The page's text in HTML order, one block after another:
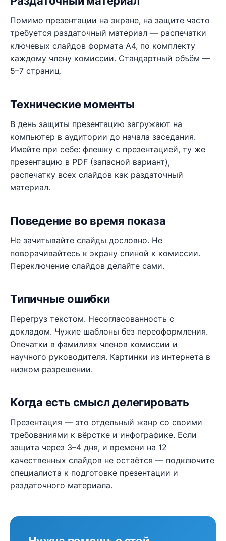
Помимо презентации на экране, на защите часто
требуется раздаточный материал — распечатки
ключевых слайдов формата A4, по комплекту
каждому члену комиссии. Стандартный объём —
5–7 страниц.
Технические моменты
В день защиты презентацию загружают на
компьютер в аудитории до начала заседания.
Имейте при себе: флешку с презентацией, ту же
презентацию в PDF (запасной вариант),
распечатку всех слайдов как раздаточный
материал.
Поведение во время показа
Не зачитывайте слайды дословно. Не
поворачивайтесь к экрану спиной к комиссии.
Переключение слайдов делайте сами.
Типичные ошибки
Перегруз текстом. Несогласованность с
докладом. Чужие шаблоны без переоформления.
Опечатки в фамилиях членов комиссии и
научного руководителя. Картинки из интернета в
низком разрешении.
Когда есть смысл делегировать
Презентация — это отдельный жанр со своими
требованиями к вёрстке и инфографике. Если
защита через 3–4 дня, и времени на 12
качественных слайдов не остаётся — подключите
специалиста к подготовке презентации и
раздаточного материала.